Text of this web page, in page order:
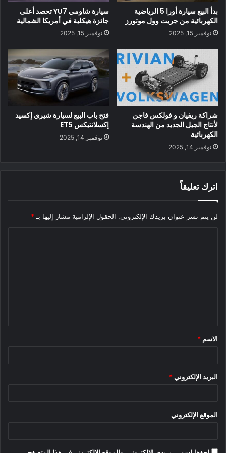
سيارة نيسان فيرسا S Xtronic CVT مقابل نيسان ليف
يشير التحليل إلى أن هذه ليست مقارنات مباشرة – فالكثير من
السيارات الكهربائية لديها ميزات على مستوى الخيار “الأساسي”
أقرب ما يمكن أن تحصل عليه. على سبيل المثال ، تعتبر LEAF
بالنسبة لمعظم السيارات ومعظم الولايات ، تكون السيارات
بدأ البيع سيارة أورا 5 الرياضية
الكهربائية من جريت وول موتورز
نوفمبر 15, 2025
سيارة شاومي YU7 تحصد أعلى
جائزة هيكلية في أمريكا الشمالية
نوفمبر 15, 2025
شراكة ريفيان و فولكس فاجن
لأنتاج الجيل الجديد من الهندسة
الكهربائية
نوفمبر 14, 2025
فتح باب البيع لسيارة شيري إكسيد
إكسلانتيكس ET5
نوفمبر 14, 2025
اترك تعليقاً
لن يتم نشر عنوان بريدك الإلكتروني. الحقول الإلزامية مشار إليها بـ *
*
الاسم *
البريد الإلكتروني *
الموقع الإلكتروني